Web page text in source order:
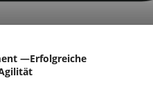
—Erfolgreiche